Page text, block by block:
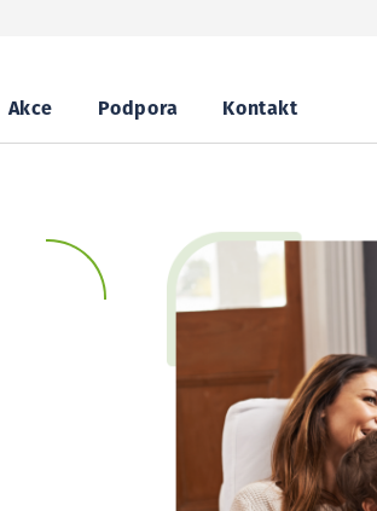
Akce Podpora Kontakt